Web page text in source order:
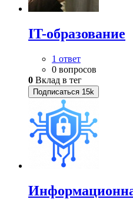
IT-образование
1 ответ
0 вопросов
0 Вклад в тег
Подписаться 15k